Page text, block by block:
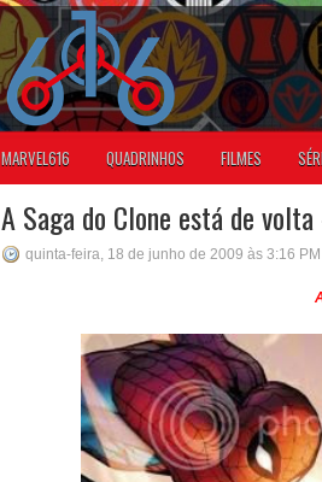
MARVEL616 QUADRINHOS FILMES
A Saga do Clone está de
quinta-feira, 18 de junho de 2009 às 3:16 PM